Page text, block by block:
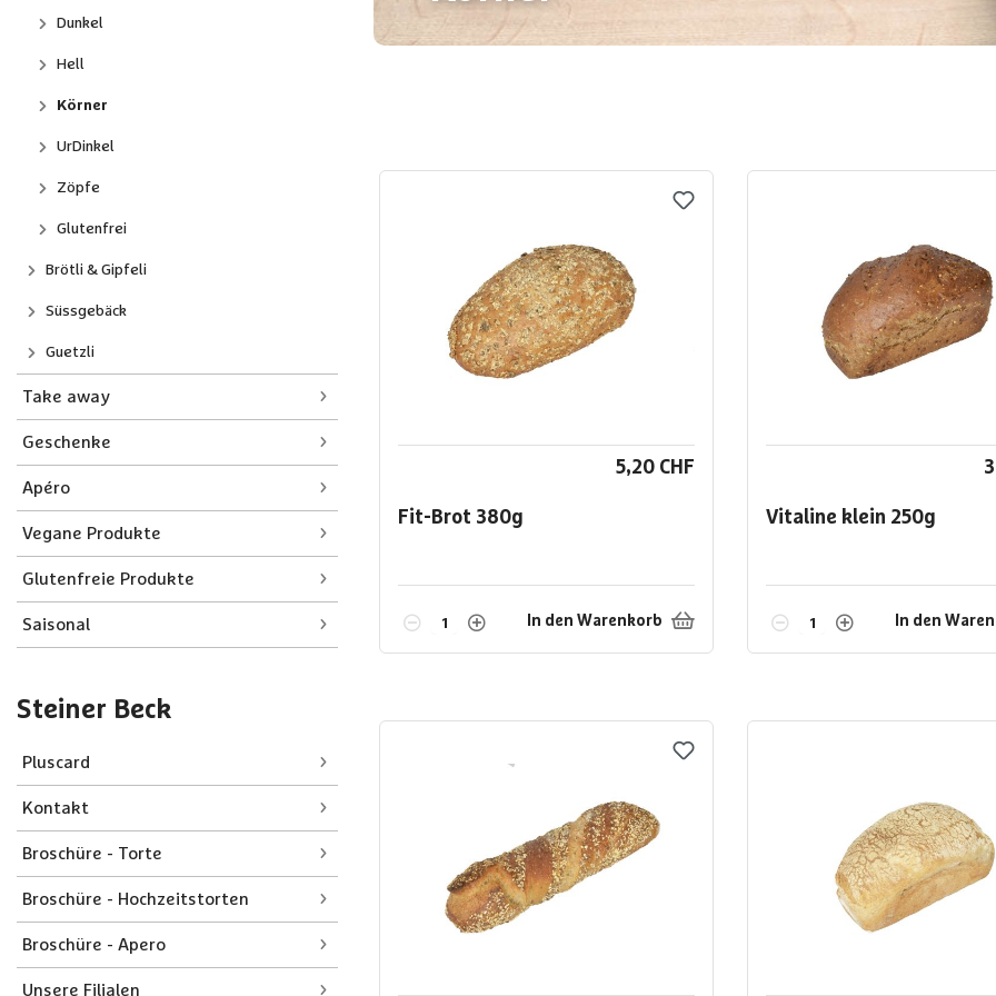
Dunkel
Hell
Körner
UrDinkel
Zöpfe
Glutenfrei
Brötli & Gipfeli
Süssgebäck
Guetzli
Take away
Geschenke
Apéro
Vegane Produkte
Glutenfreie Produkte
Saisonal
Steiner Beck
Pluscard
Kontakt
Broschüre - Torte
Broschüre - Hochzeitstorten
Broschüre - Apero
Unsere Filialen
5,20 CHF
Fit-Brot 380g
In den Warenkorb
Vitaline klein 250g
In den